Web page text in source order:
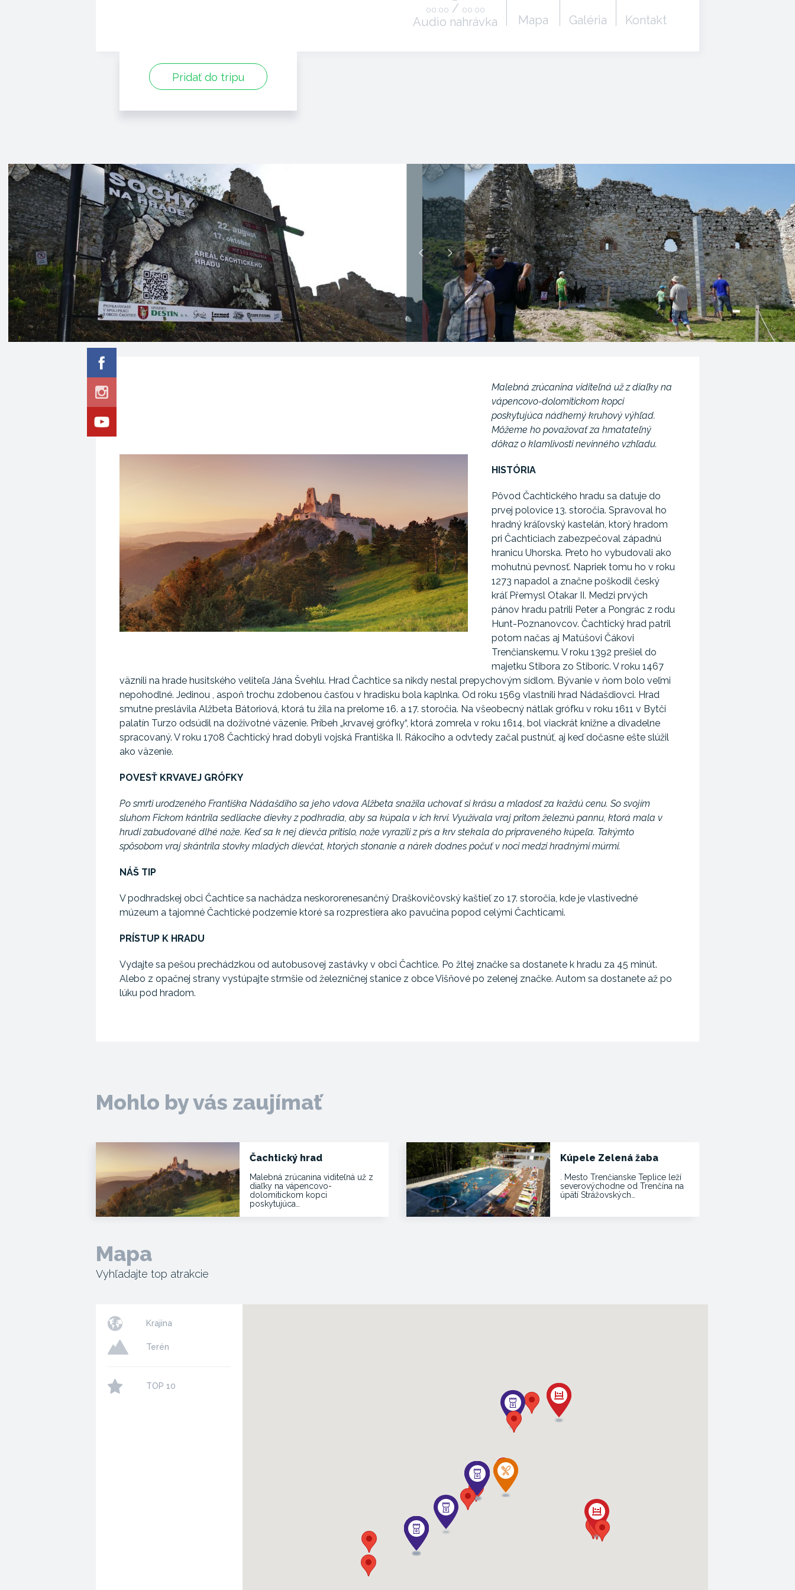
Pridať do tripu
00:00 / 00:00
Audio nahrávka Mapa Galéria Kontakt
Malebná zrúcanina viditeľná už z diaľky na
vápencovo-dolomitickom kopci
poskytujúca nádherný kruhový výhľad.
Môžeme ho považovať za hmatateľný
dôkaz o klamlivosti nevinného vzhľadu.
HISTÓRIA
Pôvod Čachtického hradu sa datuje do
prvej polovice 13. storočia. Spravoval ho
hradný kráľovský kastelán, ktorý hradom
pri Čachticiach zabezpečoval západnú
hranicu Uhorska. Preto ho vybudovali ako
mohutnú pevnosť. Napriek tomu ho v roku
1273 napadol a značne poškodil český
kráľ Přemysl Otakar II. Medzi prvých
pánov hradu patrili Peter a Pongrác z rodu
Hunt-Poznanovcov. Čachtický hrad patril
potom načas aj Matúšovi Čákovi
Trenčianskemu. V roku 1392 prešiel do
majetku Stibora zo Stiboríc. V roku 1467
väznili na hrade husitského veliteľa Jána Švehlu. Hrad Čachtice sa nikdy nestal prepychovým sídlom. Bývanie v ňom bolo veľmi
nepohodlné. Jedinou , aspoň trochu zdobenou časťou v hradisku bola kaplnka. Od roku 1569 vlastnili hrad Nádašdiovci. Hrad
smutne preslávila Alžbeta Bátoriová, ktorá tu žila na prelome 16. a 17. storočia. Na všeobecný nátlak grófku v roku 1611 v Bytči
palatín Turzo odsúdil na doživotné väzenie. Príbeh „krvavej grófky“, ktorá zomrela v roku 1614, bol viackrát knižne a divadelne
spracovaný. V roku 1708 Čachtický hrad dobyli vojská Františka II. Rákociho a odvtedy začal pustnúť, aj keď dočasne ešte slúžil
ako väzenie.
POVESŤ KRVAVEJ GRÓFKY
Po smrti urodzeného Františka Nádašdiho sa jeho vdova Alžbeta snažila uchovať si krásu a mladosť za každú cenu. So svojím
sluhom Fickom kántrila sedliacke dievky z podhradia, aby sa kúpala v ich krvi. Využívala vraj pritom železnú pannu, ktorá mala v
hrudi zabudované dlhé nože. Keď sa k nej dievča pritislo, nože vyrazili z pŕs a krv stekala do pripraveného kúpeľa. Takýmto
spôsobom vraj skántrila stovky mladých dievčat, ktorých stonanie a nárek dodnes počuť v noci medzi hradnými múrmi.
NÁŠ TIP
V podhradskej obci Čachtice sa nachádza neskororenesančný Draškovičovský kaštieľ zo 17. storočia, kde je vlastivedné
múzeum a tajomné Čachtické podzemie ktoré sa rozprestiera ako pavučina popod celými Čachticami.
PRÍSTUP K HRADU
Vydajte sa pešou prechádzkou od autobusovej zastávky v obci Čachtice. Po žltej značke sa dostanete k hradu za 45 minút.
Alebo z opačnej strany vystúpajte strmšie od železničnej stanice z obce Višňové po zelenej značke. Autom sa dostanete až po
lúku pod hradom.
Mohlo by vás zaujímať
Čachtický hrad
Malebná zrúcanina viditeľná už z
diaľky na vápencovo-
dolomitickom kopci
poskytujúca…
Kúpele Zelená žaba
. Mesto Trenčianske Teplice leží
severovýchodne od Trenčína na
úpätí Strážovských…
Mapa
Vyhľadajte top atrakcie
Krajina
Terén
TOP 10